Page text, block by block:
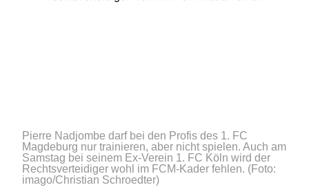
Pierre Nadjombe darf bei den Profis des 1. FC
Magdeburg nur trainieren, aber nicht spielen. Auch am
Samstag bei seinem Ex-Verein 1. FC Köln wird der
Rechtsverteidiger wohl im FCM-Kader fehlen. (Foto:
imago/Christian Schroedter)